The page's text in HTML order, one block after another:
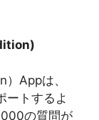
Appは、
ートするよ
の質問が